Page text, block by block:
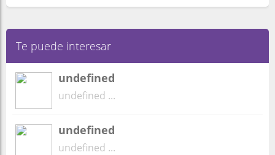
Te puede interesar
undefined
undefined ...
undefined
undefined ...